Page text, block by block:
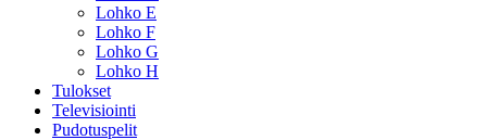
Lohko E
Lohko F
Lohko G
Lohko H
Tulokset
Televisiointi
Pudotuspelit